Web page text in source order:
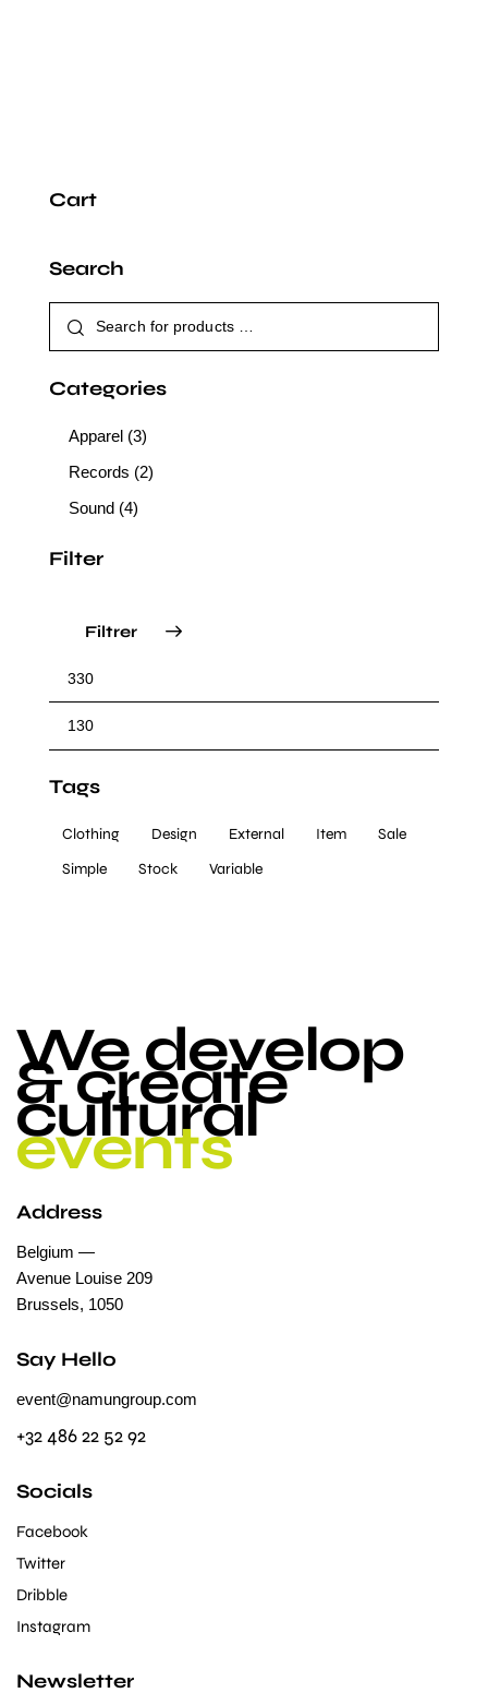
Cart
Search
Categories
Apparel (3)
Records (2)
Sound (4)
Filter
Filtrer
Tags
Clothing Design External Item
Sale
Simple
Stock Variable
We develop
& create
cultural
events
Address
Belgium —
Avenue Louise 209
Brussels, 1050
Say Hello
event@namungroup.com
+32 486 22 52 92
Socials
Facebook
Twitter
Dribble
Instagram
Newsletter